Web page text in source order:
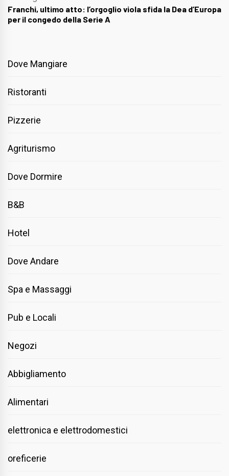
Franchi, ultimo atto: l’orgoglio viola sfida la Dea d’Europa
per il congedo della Serie A
Dove Mangiare
Ristoranti
Pizzerie
Agriturismo
Dove Dormire
B&B
Hotel
Dove Andare
Spa e Massaggi
Pub e Locali
Negozi
Abbigliamento
Alimentari
elettronica e elettrodomestici
oreficerie